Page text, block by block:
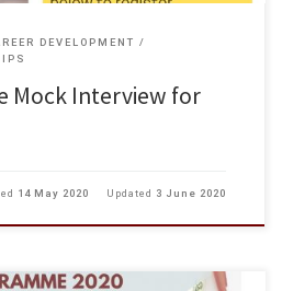
DEVELOPMENT
Mock Interview for
14 May 2020 Updated 3 June 2020